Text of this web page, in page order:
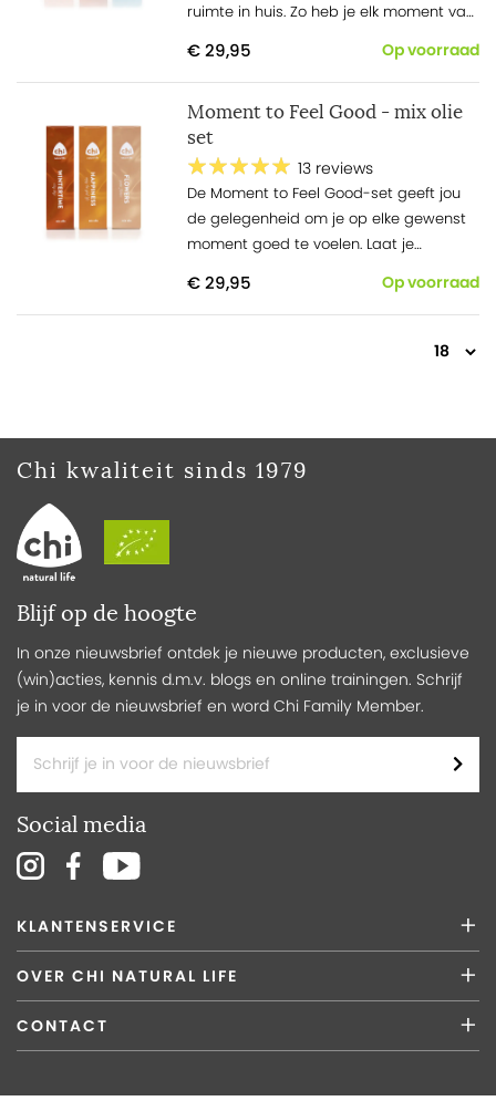
ruimte in huis. Zo heb je elk moment van
huis.
€ 29,95 Op voorraad
Moment to Feel Good - mix olie
set
13 reviews
De Momentto FeelGood-set geeft jou
de gelegenheid om je op elke gewenst
moment goed te voelen. Laat je
mixen met zich meebrengen.
€ 29,95 Op voorraad
Blijf op de hoogte
In onze nieuwsbrief ontdek je nieuwe producten, exclusieve
(win)acties, kennis d.m.v. blogs en online trainingen. Schrijf
je in voor de nieuwsbrief en word Chi Family Member.
Social media
Chi kwaliteit sinds 1979
KLANTENSERVICE
OVER CHI NATURAL LIFE
CONTACT